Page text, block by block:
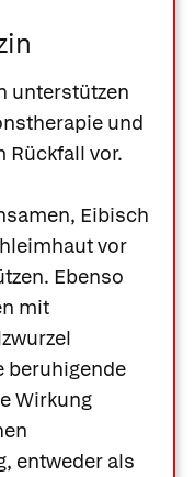
unterstützen
und
Rückfall vor.
Eibisch
vor
Ebenso
mit
beruhigende
Wirkung
entweder als